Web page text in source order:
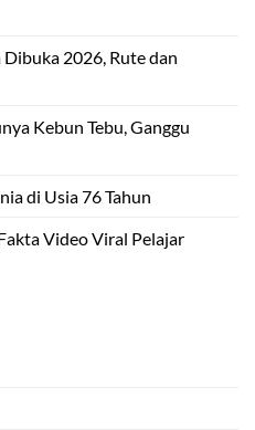
2026, Rute dan
Kebun Tebu, Ganggu
di Usia 76 Tahun
Video Viral Pelajar